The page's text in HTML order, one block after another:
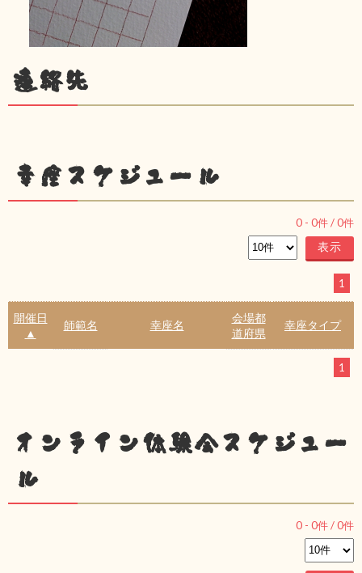
連絡先
幸座スケジュール
0 - 0件 /0件
1
開催日
▲
師範名 幸座名
会場都
道府県
幸座タイプ
1
オンライン体験会スケジュー
ル
0 - 0件 /0件